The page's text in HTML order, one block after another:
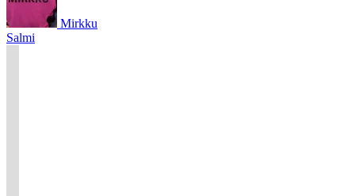
Mirkku
Salmi